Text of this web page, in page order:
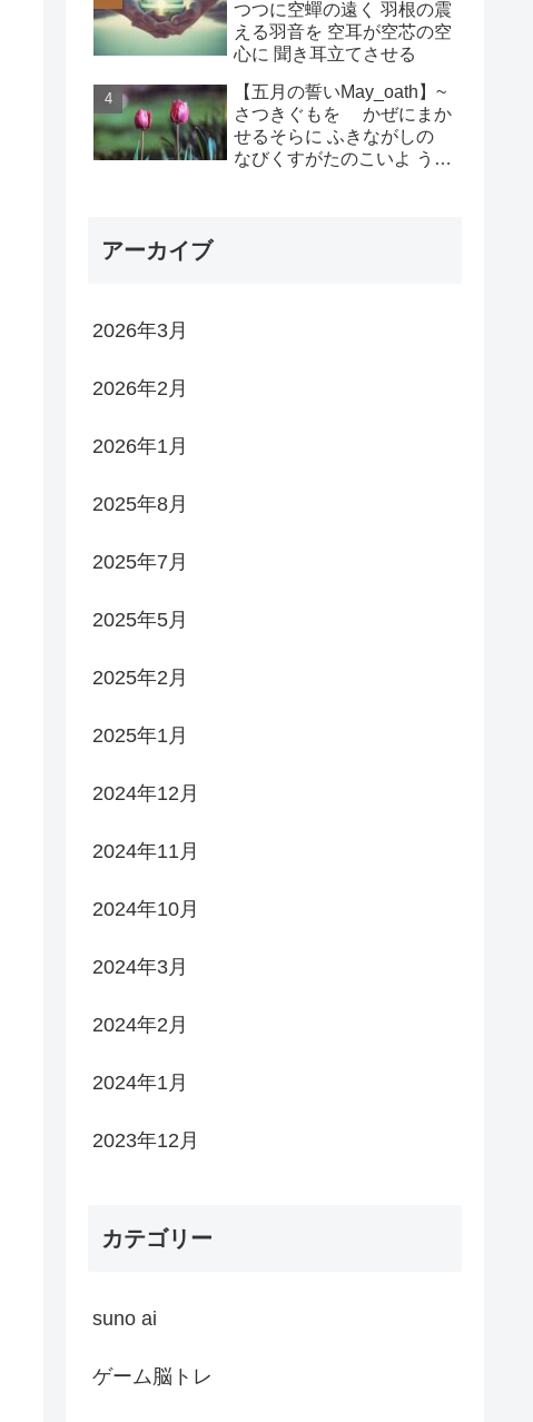
つつに空蟬の遠く 羽根の震
える羽音を 空耳が空芯の空
心に 聞き耳立てさせる
【五月の誓いMay_oath】~
さつきぐもを かぜにまか
せるそらに ふきながしの
なびくすがたのこいよ うま
アーカイブ
2026年3月
2026年2月
2026年1月
2025年8月
2025年7月
2025年5月
2025年2月
2025年1月
2024年12月
2024年11月
2024年10月
2024年3月
2024年2月
2024年1月
2023年12月
カテゴリー
suno ai
ゲーム脳トレ